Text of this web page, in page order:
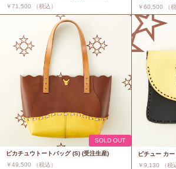
￥71,500 （税込）
￥60,500 （税
SOLD OUT
ピカチュウトートバッグ (S) (受注生産)
￥49,500 （税込）
ピチュー カ
￥9,130 （税